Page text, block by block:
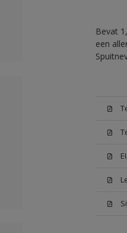
Bevat
een